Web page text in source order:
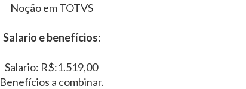
Noção em TOTVS
Salario e benefícios:
Salario: R$:1.519,00
Benefícios a combinar.